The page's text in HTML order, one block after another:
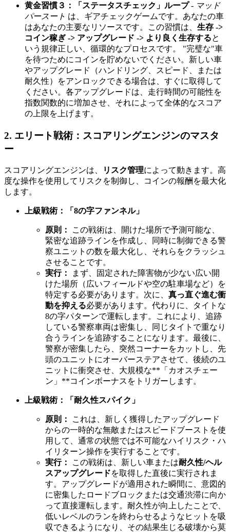
黄金習慣３：「ステータスチェック」ループ- マッド
パースート は、ギアチェックゲームです。あなたの車
はあなたの主要なリソースです。この習慣は、 生存 ->
コイン稼ぎ -> アップグレード -> より良く生存すると
いう規律正しい、循環的なプロセスです。 "完璧な"車
を待つためにコインを貯めないでください。新しい車
やアップグレード（ハンドリング、スピード、または
耐久性）をアンロックできる場合は、すぐに取得して
ください。各アップグレードは、走行時間の可能性を
指数関数的に増加させ、それによって全体的なスコア
の上限を上げます。
2. エリート戦術：スコアリングエンジンのマスタ
ー
スコアリングエンジンは、 リスク管理によって動きます。高
度な操作を使用してリスクを制御し、コインの報酬を最大化
します。
上級戦術：「8の字ファンネル」
原則：
この戦術は、開けた場所で予測可能な、
緊密な追跡ラインを作成し、同時に制御できる警
察ユニットの数を最大化し、それらをクラッシュ
させることです。
実行：
まず、固定された障害物が少ない広い開
けた場所（広いフィールドや空の駐車場など）を
特定する必要があります。次に、 真っ直ぐ進む衝
動を抑える必要があります。代わりに、タイトな
8の字パターンで運転します。これにより、追跡
している警察車両は密集し、同じタイトで重なり
合うラインを追跡することになります。最後に、
警察が密集したら、突然コーナーをカットし、先
頭のユニットにオーバーステアさせて、後続のユ
ニットに衝突させ、大規模な**「カオスチェー
ン」**コインボーナスをトリガーします。
上級戦術：「耐久性スパイク」
原則：
これは、新しく獲得したアップグレード
からの一時的な無敵またはスピードブーストを使
用して、通常の状態では不可能なハイリスク・ハ
イリターン操作を実行することです。
実行：
この戦術は、新しい車または耐久性/ヘル
スアップグレードを取得した直後に実行されま
す。アップグレードが適用された瞬間に、意図的
に密集したロードブロックまたは交通渋滞に向か
って直接運転します。耐久性が向上したことで、
低いレベルのランを終わらせるようなヒットを吸
収できるようになり、その結果生じる破壊から莫